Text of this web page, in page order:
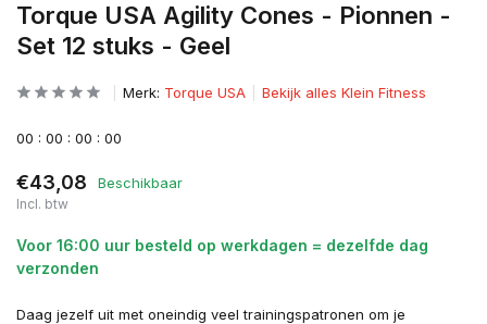
Torque USA Agility Cones - Pionnen -
Set 12 stuks - Geel
Merk: Torque USA Bekijk alles Klein Fitness
00 : 00 : 00 : 00
€43,08 Beschikbaar
Incl. btw
Voor 16:00 uur besteld op werkdagen = dezelfde dag
verzonden
Daag jezelf uit met oneindig veel trainingspatronen om je